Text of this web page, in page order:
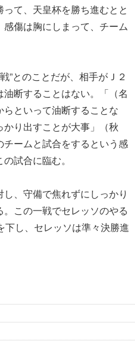
て、天皇杯を勝ち進むとと
傷は胸にしまって、チーム
”とのことだが、相手がＪ２
断することはない。「（名
といって油断することな
り出すことが大事」（秋
ームと試合をするという感
試合に臨む。
、守備で焦れずにしっかり
この一戦でセレッソのやる
し、セレッソは準々決勝進